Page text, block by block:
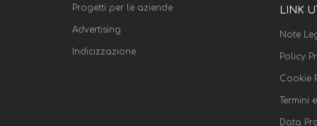
Progetti per le aziende
Advertising
Indicizzazione
LINK
Note
Policy
Cookie
Termini
Data